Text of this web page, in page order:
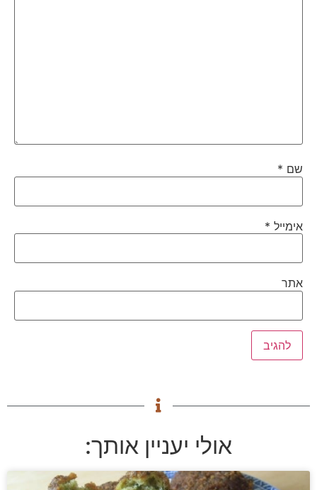
שם*
אימייל*
אתר
אולי יעניין אותך: